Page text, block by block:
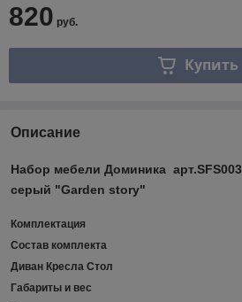
820 руб.
Купить
Описание
Набор мебели Доминика
серый "Garden story"
Комплектация
Состав комплекта
Диван Кресла Стол
Габариты и вес